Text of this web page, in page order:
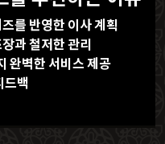
를 반영한 이사 계획
과 철저한 관리
완벽한 서비스 제공
드백